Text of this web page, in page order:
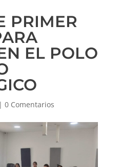
PRIMER
EL POLO
| 0 Comentarios